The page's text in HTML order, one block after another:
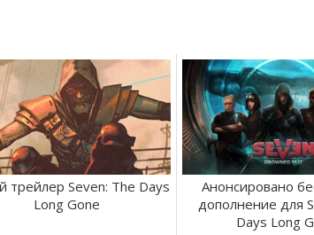
трейлер Seven: The Days
Long Gone
Анонсировано
дополнение для
Days Long